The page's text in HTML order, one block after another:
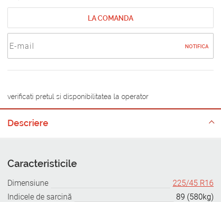
LA COMANDA
NOTIFICA
verificati pretul si disponibilitatea la operator
Descriere
Caracteristicile
Dimensiune
225/45 R16
Indicele de sarcină
89 (580kg)